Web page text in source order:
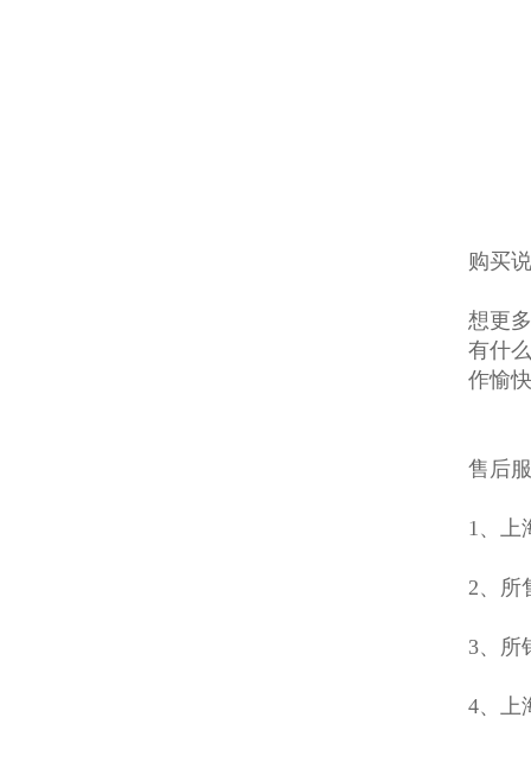
购买
想更
有什
作愉
售后
1、上
2、所
3、所
4、上